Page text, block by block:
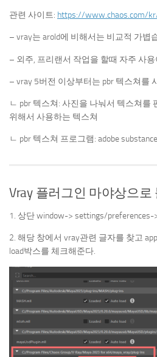
관련 사이트: https://www.chaos.com/
– vray는 arold에 비해서는 비교적 가볍
– 외주, 프리랜서 작업을 할때 자주 사용
– vray 5버전 이상부터는 pbr 텍스쳐를
ㄴ pbr 텍스쳐: 사진을 나눠서 텍스쳐를
위해서 사용하는 텍스쳐
ㄴ pbr 텍스쳐 프로그램: adobe
Vray 플러그인 마야상으로
1. 상단 window-> settings/preferences-
2. 해당 창에서 vray관련 글자를 찾고
load박스를 체크해준다.